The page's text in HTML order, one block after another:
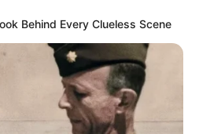
Behind Every Clueless Scene